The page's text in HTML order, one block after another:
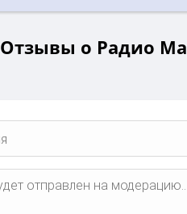
Отзывы о Радио